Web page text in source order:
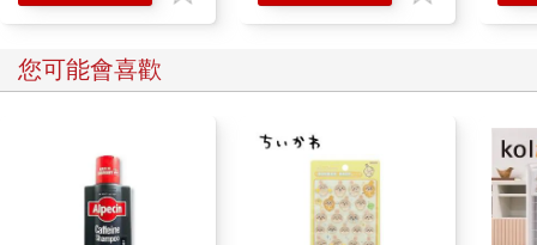
您可能會喜歡